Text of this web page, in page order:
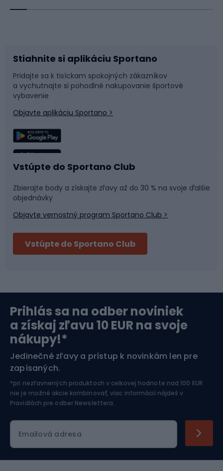
Príslušenstvo k bicyklom
Časti bicyklov
Rybolov
Športová medicína
Bushcraft
Bikepacking
Orientačný beh
Sane a kĺzačky
Snowboard
Plávanie
Tímové športy
Fitness a posilňovňa
Cyklistické prilby
Lyžovanie
Športová elektronika
Jazdectvo
Stiahnite si aplikáciu Sportano
Pridajte sa k tisíckam spokojných zákazníkov
a vychutnajte si pohodlné nakupovanie športové
vybavenie
Objavte aplikáciu Sportano >
Vstúpte do Sportano Club
Zbierajte body a získajte zľavy až do 30 % na svoje ďalšie
objednávky
Objavte vernostný program Sportano Club >
Vstúpte do Sportano Club
Prihlás sa na odber noviniek
a získaj zľavu 10 EUR na svoje
nákupy!*
Jedinečné zľavy a prístup k novinkám len pre
zapísaných.
*pri nezľavnených produktoch v celkovej hodnote nad 100 EUR
nie je možné akcie kombinovať, viac informácií nájdeš v
Pravidlách pre odber Newslettera.
Emailová adresa